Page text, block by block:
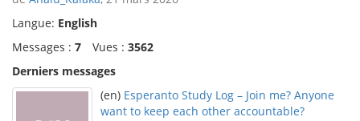
Langue: English
Messages : 7 Vues : 3562
Derniers messages
(en) Esperanto Study Log – Join me? Anyone
want to keep each other accountable?